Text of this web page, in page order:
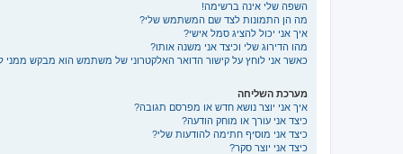
השפה שלי אינה ברשימה!
מה הן התמונות לצד שם המשתמש שלי?
איך אני יכול להציג סמל אישי?
מהו הדירוג שלי וכיצד אני משנה אותו?
כאשר אני לוחץ על קישור הדואר האלקטרוני של משתמש הוא מבקש ממני
מערכת השליחה
איך אני יוצר נושא חדש או מפרסם תגובה?
כיצד אני עורך או מוחק הודעה?
כיצד אני מוסיף חתימה להודעות שלי?
כיצד אני יוצר סקר?